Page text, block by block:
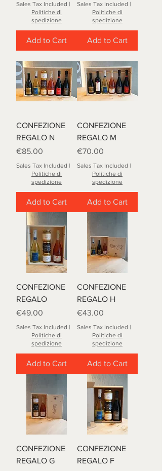
Sales Tax Included |
Politiche di
spedizione
Add to Cart
Sales Tax Included |
Politiche di
spedizione
Add to Cart
CONFEZIONE
REGALO N
Price
€85.00
Sales Tax Included |
Politiche di
spedizione
Add to Cart
CONFEZIONE
REGALO M
Price
€70.00
Sales Tax Included |
Politiche di
spedizione
Add to Cart
CONFEZIONE
REGALO
Price
€49.00
Sales Tax Included |
Politiche di
spedizione
Add to Cart
CONFEZIONE
REGALO H
Price
€43.00
Sales Tax Included |
Politiche di
spedizione
Add to Cart
CONFEZIONE
REGALO G
CONFEZIONE
REGALO F